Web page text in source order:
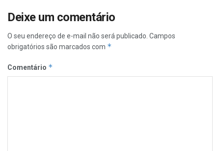
Deixe um comentário
O seu endereço de e-mail não será publicado. Campos
obrigatórios são marcados com *
Comentário *